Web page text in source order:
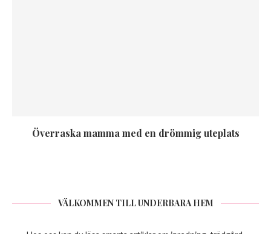
Överraska mamma med en drömmig uteplats
VÄLKOMMEN TILL UNDERBARA HEM